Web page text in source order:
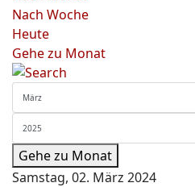
Nach Woche
Heute
Gehe zu Monat
Gehe zu Monat
Samstag, 02. März 2024